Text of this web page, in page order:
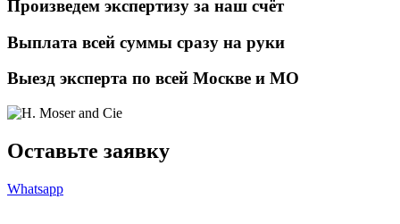
Произведем экспертизу за наш счёт
Выплата всей суммы сразу на руки
Выезд эксперта по всей Москве и МО
Оставьте заявку
Whatsapp